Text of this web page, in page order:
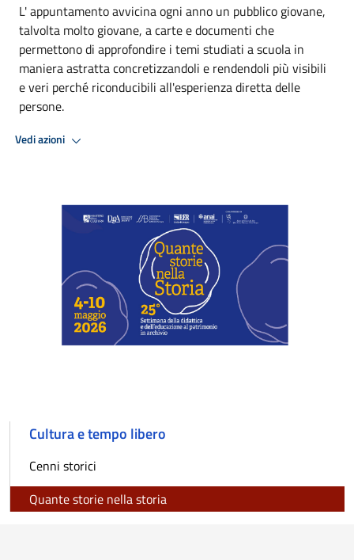
L' appuntamento avvicina ogni anno un pubblico giovane,
talvolta molto giovane, a carte e documenti che
permettono di approfondire i temi studiati a scuola in
maniera astratta concretizzandoli e rendendoli più visibili
e veri perché riconducibili all'esperienza diretta delle
persone.
Vedi azioni
Cultura e tempo libero
Cenni storici
Quante storie nella storia